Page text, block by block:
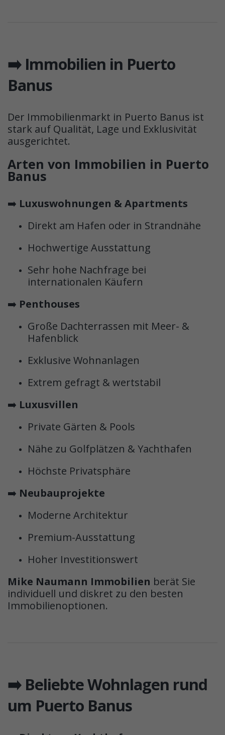
➡️ Immobilien in Puerto
Banus
Der Immobilienmarkt in Puerto Banus ist
stark auf Qualität, Lage und Exklusivität
ausgerichtet.
Arten von Immobilien in Puerto
Banus
➡️ Luxuswohnungen & Apartments
Direkt am Hafen oder in Strandnähe
Hochwertige Ausstattung
Sehr hohe Nachfrage bei
internationalen Käufern
➡️ Penthouses
Große Dachterrassen mit Meer- &
Hafenblick
Exklusive Wohnanlagen
Extrem gefragt & wertstabil
➡️ Luxusvillen
Private Gärten & Pools
Nähe zu Golfplätzen & Yachthafen
Höchste Privatsphäre
➡️ Neubauprojekte
Moderne Architektur
Premium-Ausstattung
Hoher Investitionswert
Mike Naumann Immobilien berät Sie
individuell und diskret zu den besten
Immobilienoptionen.
➡️ Beliebte Wohnlagen rund
um Puerto Banus